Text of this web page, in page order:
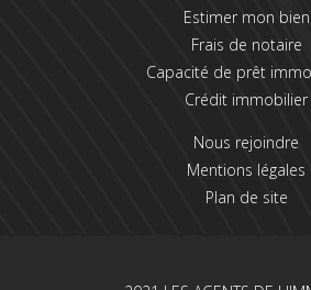
Estimer mon bien
Frais de notaire
Capacité de prêt
Crédit immobilier
Nous rejoindre
Mentions légales
Plan de site